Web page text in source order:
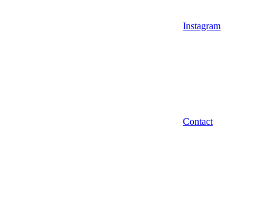
Instagram
Contact